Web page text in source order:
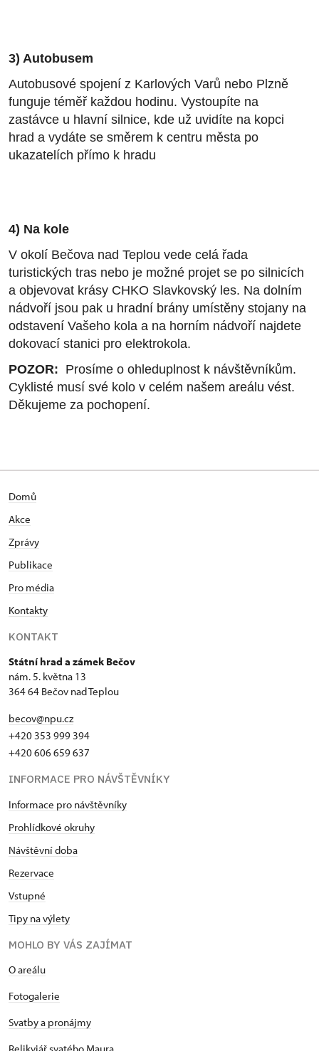
3) Autobusem
Autobusové spojení z Karlových Varů nebo Plzně
funguje téměř každou hodinu. Vystoupíte na
zastávce u hlavní silnice, kde už uvidíte na kopci
hrad a vydáte se směrem k centru města po
ukazatelích přímo k hradu
4) Na kole
V okolí Bečova nad Teplou vede celá řada
turistických tras nebo je možné projet se po silnicích
a objevovat krásy CHKO Slavkovský les. Na dolním
nádvoří jsou pak u hradní brány umístěny stojany na
odstavení Vašeho kola a na horním nádvoří najdete
dokovací stanici pro elektrokola.
POZOR: Prosíme o ohleduplnost k návštěvníkům.
Cyklisté musí své kolo v celém našem areálu vést.
Děkujeme za pochopení.
Domů
Akce
Zprávy
Publikace
Pro média
Kontakty
KONTAKT
Státní hrad a zámek Bečov
nám. 5. května 13
364 64 Bečov nad Teplou
becov@npu.cz
+420 353 999 394
+420 606 659 637
INFORMACE PRO NÁVŠTĚVNÍKY
Informace pro návštěvníky
Prohlídkové okruhy
Návštěvní doba
Rezervace
Vstupné
Tipy na výlety
MOHLO BY VÁS ZAJÍMAT
O areálu
Fotogalerie
Svatby a pronájmy